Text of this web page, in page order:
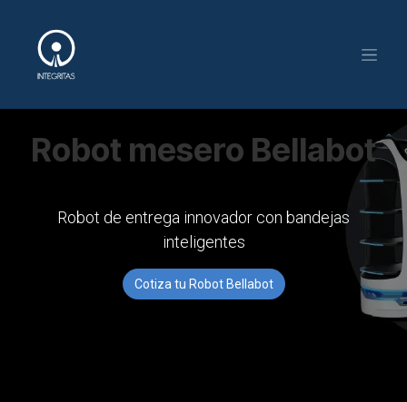
Robot mesero Bellabot
Robot de entrega innovador con bandejas
inteligentes
Cotiza tu Robot Bellabot